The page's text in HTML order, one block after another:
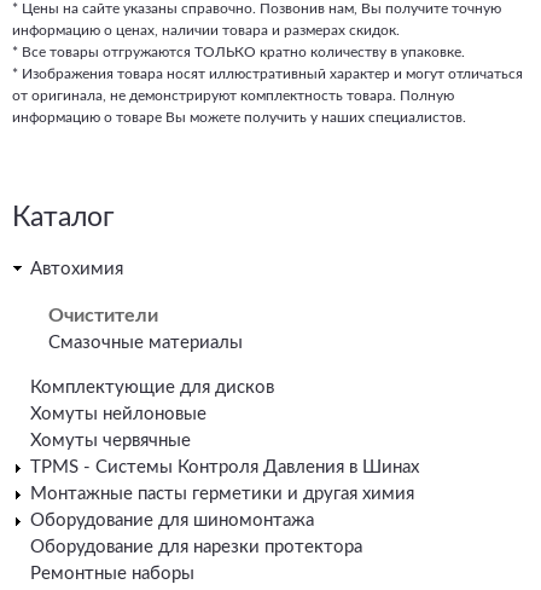
* Цены на сайте указаны справочно. Позвонив нам, Вы получите точную
информацию о ценах, наличии товара и размерах скидок.
* Все товары отгружаются ТОЛЬКО кратно количеству в упаковке.
* Изображения товара носят иллюстративный характер и могут отличаться
от оригинала, не демонстрируют комплектность товара. Полную
информацию о товаре Вы можете получить у наших специалистов.
Каталог
Автохимия
Очистители
Смазочные материалы
Комплектующие для дисков
Хомуты нейлоновые
Хомуты червячные
TPMS - Системы Контроля Давления в Шинах
Монтажные пасты герметики и другая химия
Оборудование для шиномонтажа
Оборудование для нарезки протектора
Ремонтные наборы